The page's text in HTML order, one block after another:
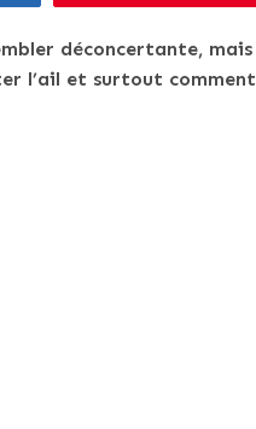
déconcertante, mais
l’ail et surtout comment